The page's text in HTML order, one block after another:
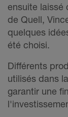
ensuite laissé
de Quell,
quelques
été choisi.
Différents
utilisés dans
garantir une